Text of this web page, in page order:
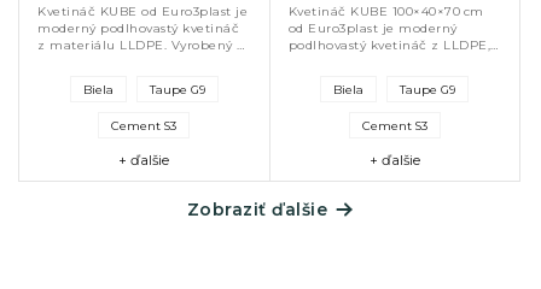
Kvetináč KUBE od Euro3plast je
moderný podlhovastý kvetináč
z materiálu LLDPE. Vyrobený v
100×40×40 cm, vhodný na
Biela Taupe G9
Cement S3
+ ďalšie
Kvetináč KUBE 100×40×70 cm
od Euro3plast je moderný
podlhovastý kvetináč z LLDPE,
balkóny či záhrady, dostupný v...
Biela Taupe G9
Cement S3
+ ďalšie
Zobraziť ďalšie